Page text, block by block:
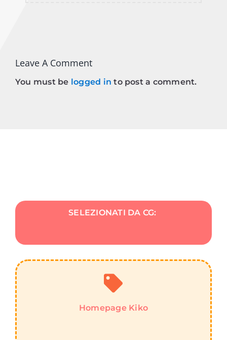
Leave A Comment
You must be logged in to post a comment.
SELEZIONATI DA CG:
Homepage Kiko